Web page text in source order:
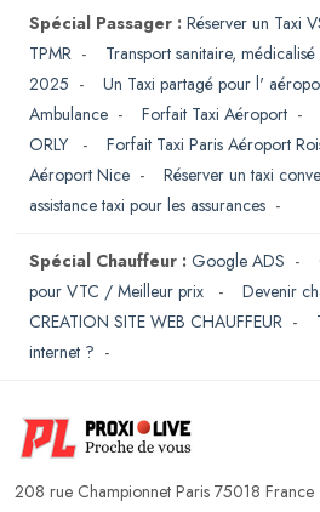
Spécial Passager : Réserver un Taxi
TPMR - Transport sanitaire, médicalisé
2025 - Un Taxi partagé pour l'
Ambulance - Forfait Taxi Aéroport -
ORLY
- Forfait Taxi Paris Aéroport
Aéroport Nice - Réserver un taxi
assistance taxi pour les assurances -
Spécial Chauffeur : Google ADS -
pour VTC / Meilleur prix
- Devenir
CREATION SITE WEB CHAUFFEUR -
internet ? -
208 rue Championnet Paris 75018 France